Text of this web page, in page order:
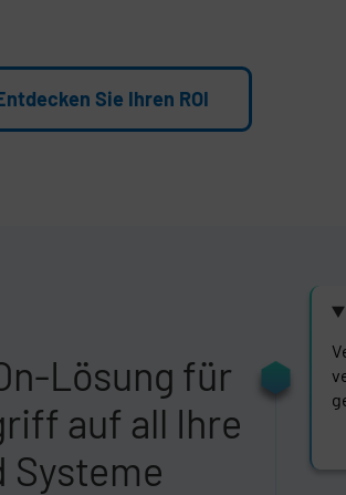
Sie Ihren ROI
Lösung für
auf all Ihre
Systeme